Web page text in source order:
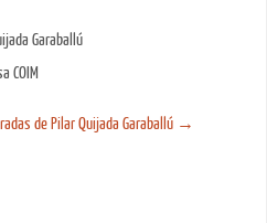
Garaballú
COIM
de Pilar Quijada Garaballú →